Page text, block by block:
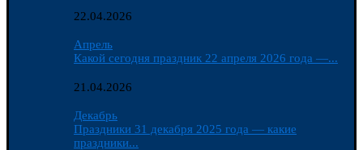
22.04.2026
Апрель
Какой сегодня праздник 22 апреля 2026 года —...
21.04.2026
Декабрь
Праздники 31 декабря 2025 года — какие
праздники...